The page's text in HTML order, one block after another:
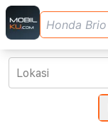
Lokasi